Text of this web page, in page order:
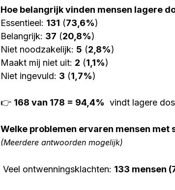
Hoe belangrijk vinden mensen lagere
Essentieel: 131 (73,6%)
Belangrijk: 37 (20,8%)
Niet noodzakelijk: 5 (2,8%)
Maakt mij niet uit: 2 (1,1%)
Niet ingevuld: 3 (1,7%)
👉 168 van 178 = 94,4% vindt lagere
Welke problemen ervaren mensen met
(Meerdere antwoorden mogelijk)​
Veel ontwenningsklachten: 133 mensen